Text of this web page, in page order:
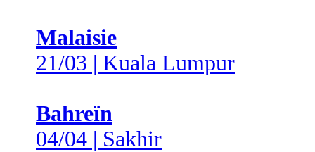
Malaisie
21/03 | Kuala Lumpur
Bahreïn
04/04 | Sakhir